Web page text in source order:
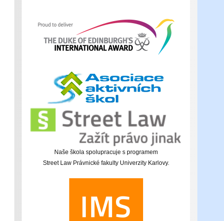
Naše škola spolupracuje s programem
Street Law Právnické fakulty Univerzity Karlovy.